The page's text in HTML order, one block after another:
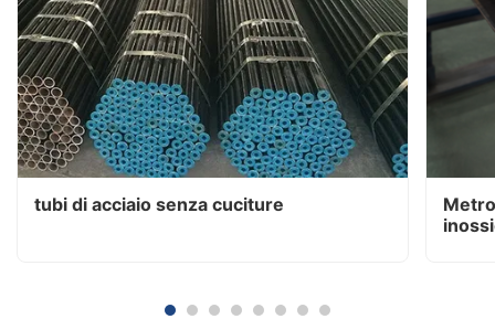
tubi di acciaio senza cuciture